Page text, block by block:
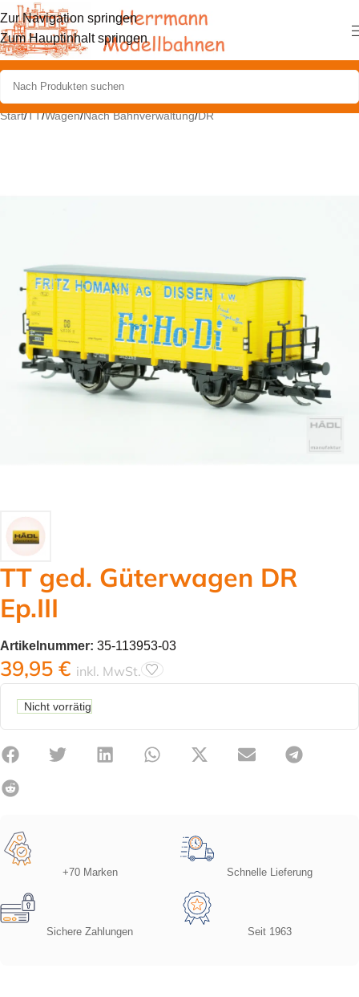
Zur Navigation springen
Zum Hauptinhalt springen
Start/TT/Wagen/Nach Bahnverwaltung/DR
TT ged. Güterwagen DR
Ep.III
Artikelnummer: 35-113953-03
39,95 € inkl. MwSt.
Nicht vorrätig
+70 Marken Schnelle Lieferung
Sichere Zahlungen Seit 1963